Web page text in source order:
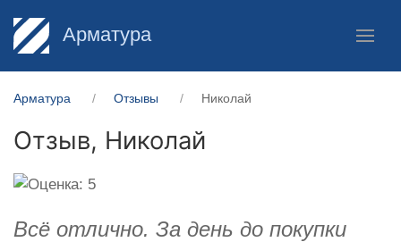
Арматура
Арматура Отзывы Николай
Отзыв, Николай
Всё отлично. За день до покупки